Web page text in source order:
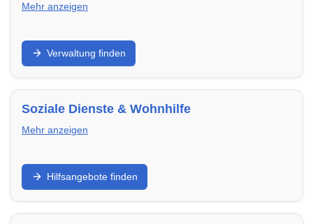
Mehr anzeigen
WEG-, Miet- und Objektverwaltung: Finde
Hausverwaltungen in Saarbrücken für Abrechnung,
Instandhaltung, Kommunikation und professionelle
Verwaltung finden
Soziale Dienste & Wohnhilfe
Mehr anzeigen
Unterstützung bei Wohnungssuche,
Wohnraumsicherung oder schwierigen Lebenslagen:
Finde Beratungsstellen und Hilfsangebote in
Hilfsangebote finden